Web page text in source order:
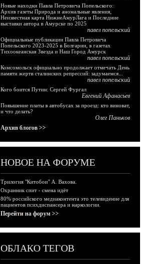
Новые находки Павла Петровича Попельского:
Архив газеты Природа и аномальные явления,
Неизвестная карта НижнеАмурЛага и Последние
выставки автора в Амурске по 2025
павел попельский
Официальные публикации Павла Петровича
Попельского 2023-2025 в Болгарии, в газетах
Тихоокеанская Звезда и Наш Город Амурск
павел попельский
Комсомольск официально продолжает отмечать День
памяти жертв сталинских репрессий: задумаемся...
павел попельский
Кого боится Путин: Сергей Фургал
Евгений Афанасьев
Повышение платы в автобусах за проезд: кто виноват,
и что делать?
Олег Паньков
Архив блогов >>
НОВОЕ НА ФОРУМЕ
Трилогия "Китобои" А. Вахова.
Охранник спит - смена идёт
80% российского медиаконтента это телевидение для
пациентов психдиспансера и наркологии.
Перейти на форум >>
ОБЛАКО ТЕГОВ